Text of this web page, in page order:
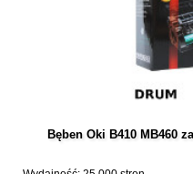
Bęben Oki B410 MB460